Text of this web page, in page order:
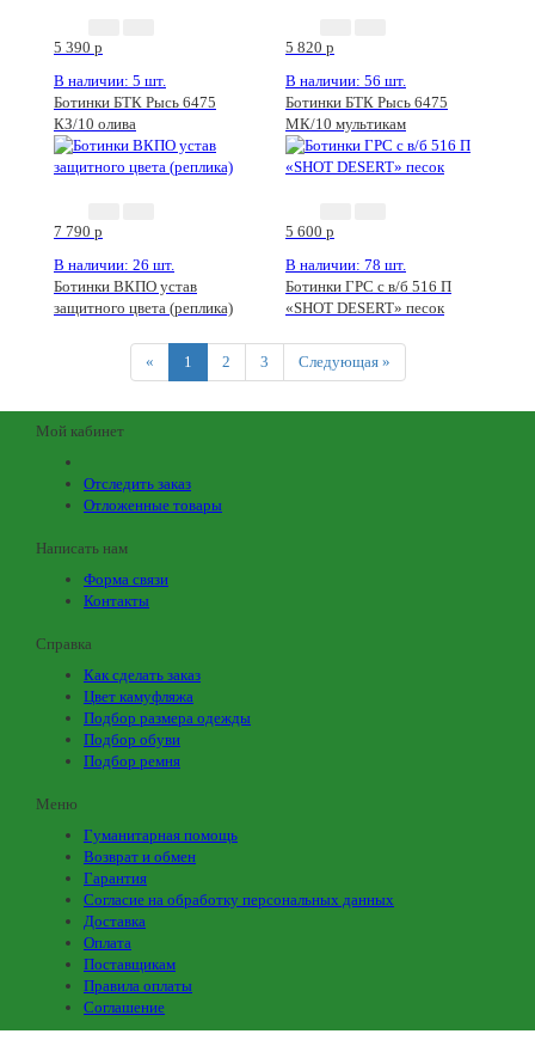
5 390 p
В наличии: 5 шт.
Ботинки БТК Рысь 6475
КЗ/10 олива
5 820 p
В наличии: 56 шт.
Ботинки БТК Рысь 6475
МК/10 мультикам
7 790 p
В наличии: 26 шт.
Ботинки ВКПО устав
защитного цвета (реплика)
5 600 p
В наличии: 78 шт.
Ботинки ГРС с в/б 516 П
«SHOT DESERT» песок
«Previous
1 2 3 Следующая »Next
Мой кабинет
Отследить заказ
Отложенные товары
Написать нам
Форма связи
Контакты
Справка
Как сделать заказ
Цвет камуфляжа
Подбор размера одежды
Подбор обуви
Подбор ремня
Меню
Гуманитарная помощь
Возврат и обмен
Гарантия
Согласие на обработку персональных данных
Доставка
Оплата
Поставщикам
Правила оплаты
Соглашение